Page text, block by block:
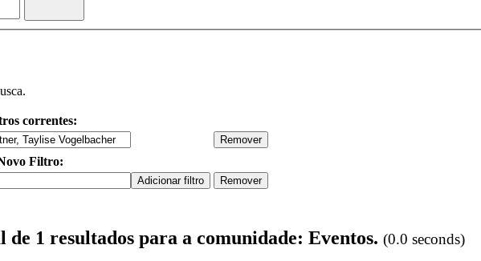
correntes:
Filtro:
de 1 resultados para a comunidade: Eventos. (0.0 seconds)